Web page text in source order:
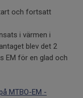
och fortsatt
i värmen i
blev det 2
EM för en glad och
MTBO-EM -